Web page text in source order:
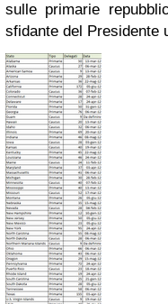
sulle primarie
sfidante del Presidente